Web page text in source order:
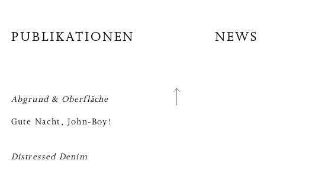
PUBLIKATIONEN
Abgrund & Oberfläche
Gute Nacht, John-Boy!
Distressed Denim
NEWS